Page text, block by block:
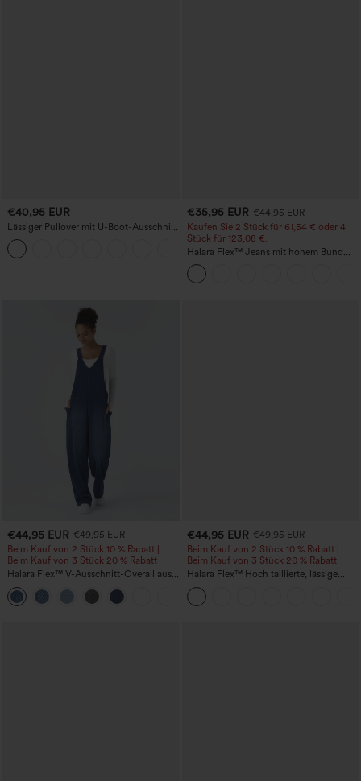
€40,95 EUR
Lässiger Pullover mit U-Boot-Ausschnitt
und Fledermausärmeln.
+1
€35,95 EUR €44,95 EUR
Kaufen Sie 2 Stück für 61,54 € oder 4
Stück für 123,08 €.
Halara Flex™ Jeans mit hohem Bund
und Taschen, gewaschener, lässiger
Bootcut
€44,95 EUR €49,95 EUR
Beim Kauf von 2 Stück 10 % Rabatt |
Beim Kauf von 3 Stück 20 % Rabatt
Halara Flex™ V-Ausschnitt-Overall aus
gewaschenem Denim mit Taschen –
lässig
€44,95 EUR €49,95 EUR
Beim Kauf von 2 Stück 10 % Rabatt |
Beim Kauf von 3 Stück 20 % Rabatt
Halara Flex™ Hoch taillierte, lässige
Jeans mit Taschen, umgekrempeltem
Saum, weitem Bein und verwaschenem
Finish